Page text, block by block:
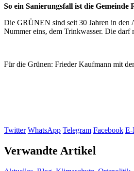
So ein Sanierungsfall ist die
Die GRÜNEN sind seit 30 Jahren in den
Nummer eins, dem Trinkwasser. Die darf
Für die Grünen: Frieder Kaufmann mit
Twitter WhatsApp Telegram Facebook E-
Verwandte Artikel